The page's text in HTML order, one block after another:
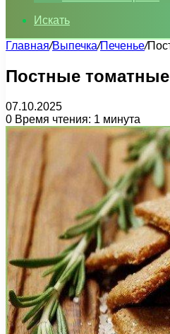
Искать
Главная/Выпечка/Печенье/
Постные
07.10.2025
0 Время чтения: 1 минута